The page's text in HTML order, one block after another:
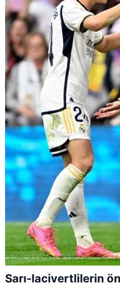
Sarı-lacivertlilerin